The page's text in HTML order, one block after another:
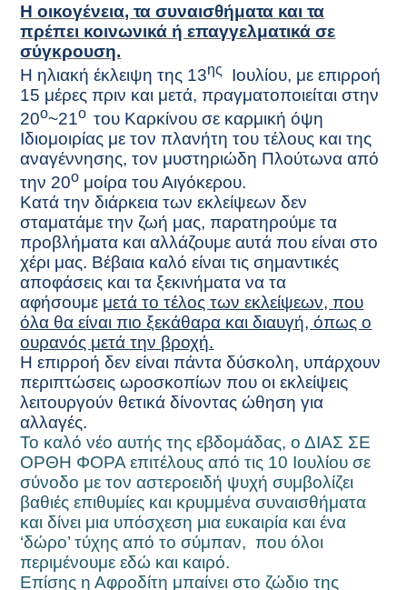
Η οικογένεια, τα συναισθήματα και τα
πρέπει κοινωνικά ή επαγγελματικά σε
σύγκρουση.
Η ηλιακή έκλειψη της 13ης
Ιουλίου, με επιρροή
15 μέρες πριν και μετά, πραγματοποιείται στην
20ο~21ο του Καρκίνου σε καρμική όψη
Ιδιομοιρίας με τον πλανήτη του τέλους και της
αναγέννησης, τον μυστηριώδη Πλούτωνα από
την 20ο μοίρα του Αιγόκερου.
Κατά την διάρκεια των εκλείψεων δεν
σταματάμε την ζωή μας, παρατηρούμε τα
προβλήματα και αλλάζουμε αυτά που είναι στο
χέρι μας. Βέβαια καλό είναι τις σημαντικές
αποφάσεις και τα ξεκινήματα να τα
αφήσουμε μετά το τέλος των εκλείψεων, που
όλα θα είναι πιο ξεκάθαρα και διαυγή, όπως ο
ουρανός μετά την βροχή.
Η επιρροή δεν είναι πάντα δύσκολη, υπάρχουν
περιπτώσεις ωροσκοπίων που οι εκλείψεις
λειτουργούν θετικά δίνοντας ώθηση για
αλλαγές.
Το καλό νέο αυτής της εβδομάδας, ο ΔΙΑΣ ΣΕ
ΟΡΘΗ ΦΟΡΑ επιτέλους από τις 10 Ιουλίου σε
σύνοδο με τον αστεροειδή ψυχή συμβολίζει
βαθιές επιθυμίες και κρυμμένα συναισθήματα
και δίνει μια υπόσχεση μια ευκαιρία και ένα
‘δώρο’ τύχης από το σύμπαν, που όλοι
περιμένουμε εδώ και καιρό.
Επίσης η Αφροδίτη μπαίνει στο ζώδιο της